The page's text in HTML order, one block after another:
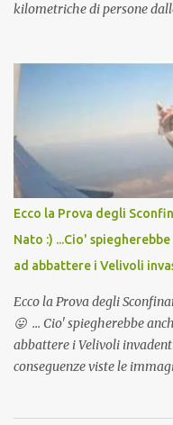
kilometriche di persone
Vaccino come: l' Amaro del
andava bene anche, a
l'articolo per NON
Ecco la Prova degli
Nato :) ...Cio'
ad abbattere i Velivoli
Ecco la Prova degli
😛 ... Cio' spiegherebbe
abbattere i Velivoli
conseguenze viste le